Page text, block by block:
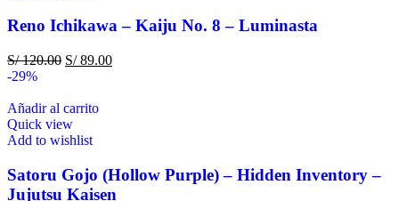
Reno Ichikawa – Kaiju No. 8 – Luminasta
S/120.00 S/89.00
-29%
Añadir al carrito
Quick view
Add to wishlist
Satoru Gojo (Hollow Purple) – Hidden Inventory –
Jujutsu Kaisen